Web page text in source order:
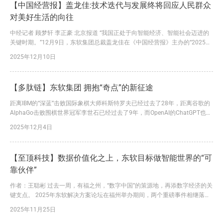
【中国经营报】盖龙佳:技术迭代与发展终将回应人民群众
对美好生活的向往
中经记者 顾梦轩 李正豪 北京报道 “我国正处于向智能经济、智能社会迈进的
关键时期。”12月9日，东软集团总裁盖龙佳在《中国经营报》主办的“2025中
+’行动的意见》提出，到2027年，率先实现人工智能与科学技术、产业发
展、民生福祉等6大重点领域广泛深度融合；到2030年，新一代智能终端、智
2025年12月10日
【多肽链】东软集团 拥抱“奇点”的新征途
距离IBM的“深蓝”击败国际象棋大师科斯特罗夫已经过去了28年，距离谷歌的
AlphaGo击败围棋世界冠军李世石已经过去了9年，而OpenAI的ChatGPT也已
自动驾驶感知模块等系统）到AGI（仍在系统进化过程中），人类社会正在从
后工业时代向人工智能时代加速迈进。 这是一次能够改写人类命运、重塑人
2025年12月4日
【至顶科技】数据价值化之上，东软目标做智能世界的“可
靠伙伴”
作者：王聪彬 过去一周，有福之州，“数字中国”的策源地，再添数字经济的关
键支点。 2025年东软解决方案论坛在福州举办期间，两个重磅事件相继落
中心等落地福州新区（长乐区）。 双方将在数字政府服务能力提升、数字经
2025年11月25日